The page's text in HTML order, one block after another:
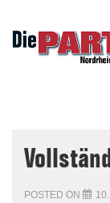
Skip
POSTED ON